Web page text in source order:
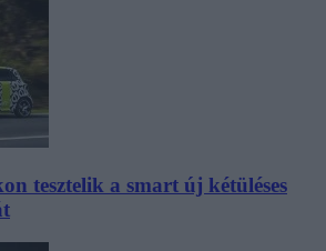
tesztelik a smart új kétüléses